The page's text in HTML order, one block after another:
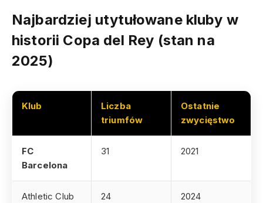
Najbardziej utytułowane kluby w
historii Copa del Rey (stan na
2025)
Klub
Liczba
triumfów
Ostatnie
zwycięstwo
FC
Barcelona
31 2021
Athletic Club 24 2024